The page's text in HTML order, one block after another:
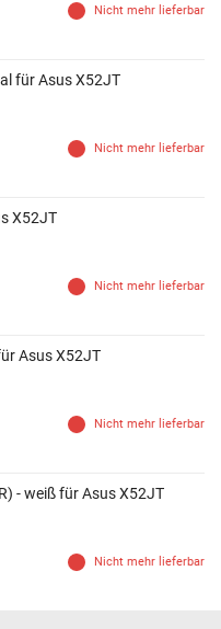
Nicht mehr lieferbar
für Asus X52JT
Nicht mehr lieferbar
X52JT
Nicht mehr lieferbar
Asus X52JT
Nicht mehr lieferbar
- weiß für Asus X52JT
Nicht mehr lieferbar